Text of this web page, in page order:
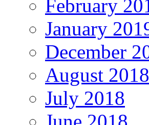
February
January
December
August 2018
July 2018